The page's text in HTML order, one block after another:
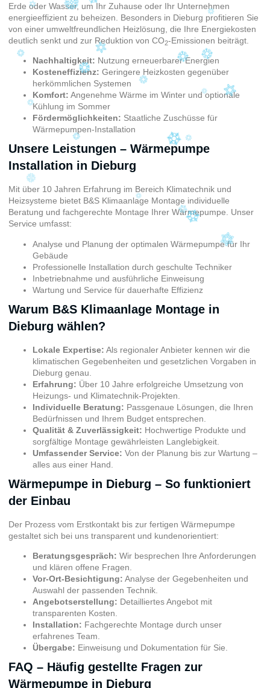
Erde oder Wasser, um Ihr Zuhause oder Ihr Unternehmen
energieeffizient zu beheizen. Besonders in Dieburg profitieren Sie
von einer umweltfreundlichen Heizlösung, die Ihre Energiekosten
deutlich senkt und zur Reduktion von CO2-Emissionen beiträgt.
Nachhaltigkeit: Nutzung erneuerbarer Energien
Kosteneffizienz: Geringere Heizkosten gegenüber
herkömmlichen Systemen
Komfort: Angenehme Wärme im Winter und optionale
Kühlung im Sommer
Fördermöglichkeiten: Staatliche Zuschüsse für
Wärmepumpen-Installation
Unsere Leistungen – Wärmepumpe
Installation in Dieburg
Mit über 10 Jahren Erfahrung im Bereich Klimatechnik und
Heizsysteme bietet B&S Klimaanlage Montage individuelle
Beratung und fachgerechte Montage Ihrer Wärmepumpe. Unser
Service umfasst:
Analyse und Planung der optimalen Wärmepumpe für Ihr
Gebäude
Professionelle Installation durch geschulte Techniker
Inbetriebnahme und ausführliche Einweisung
Wartung und Service für dauerhafte Effizienz
Warum B&S Klimaanlage Montage in
Dieburg wählen?
Lokale Expertise: Als regionaler Anbieter kennen wir die
klimatischen Gegebenheiten und gesetzlichen Vorgaben in
Dieburg genau.
Erfahrung: Über 10 Jahre erfolgreiche Umsetzung von
Heizungs- und Klimatechnik-Projekten.
Individuelle Beratung: Passgenaue Lösungen, die Ihren
Bedürfnissen und Ihrem Budget entsprechen.
Qualität & Zuverlässigkeit: Hochwertige Produkte und
sorgfältige Montage gewährleisten Langlebigkeit.
Umfassender Service: Von der Planung bis zur Wartung –
alles aus einer Hand.
Wärmepumpe in Dieburg – So funktioniert
der Einbau
Der Prozess vom Erstkontakt bis zur fertigen Wärmepumpe
gestaltet sich bei uns transparent und kundenorientiert:
Beratungsgespräch: Wir besprechen Ihre Anforderungen
und klären offene Fragen.
Vor-Ort-Besichtigung: Analyse der Gegebenheiten und
Auswahl der passenden Technik.
Angebotserstellung: Detailliertes Angebot mit
transparenten Kosten.
Installation: Fachgerechte Montage durch unser
erfahrenes Team.
Übergabe: Einweisung und Dokumentation für Sie.
FAQ – Häufig gestellte Fragen zur
Wärmepumpe in Dieburg